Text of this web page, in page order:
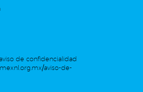
de confidencialidad
aviso-de-